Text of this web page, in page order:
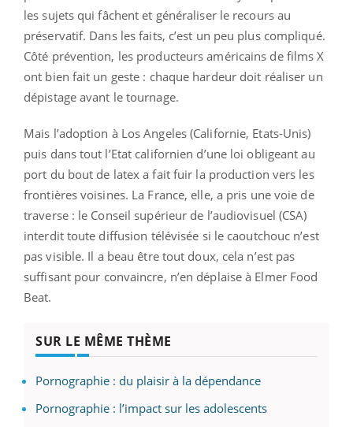
les sujets qui fâchent et généraliser le recours au
préservatif. Dans les faits, c’est un peu plus compliqué.
Côté prévention, les producteurs américains de films X
ont bien fait un geste : chaque hardeur doit réaliser un
dépistage avant le tournage.
Mais l’adoption à Los Angeles (Californie, Etats-Unis)
puis dans tout l’Etat californien d’une loi obligeant au
port du bout de latex a fait fuir la production vers les
frontières voisines. La France, elle, a pris une voie de
traverse : le Conseil supérieur de l’audiovisuel (CSA)
interdit toute diffusion télévisée si le caoutchouc n’est
pas visible. Il a beau être tout doux, cela n’est pas
suffisant pour convaincre, n’en déplaise à Elmer Food
Beat.
SUR LE MÊME THÈME
Pornographie : du plaisir à la dépendance
Pornographie : l’impact sur les adolescents